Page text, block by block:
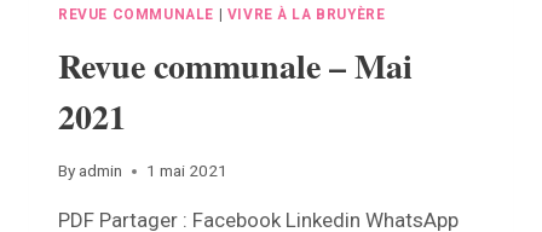
REVUE COMMUNALE VIVRE À LA BRUYÈRE
Revue communale – Mai
2021
By admin 1 mai 2021
PDF Partager : Facebook Linkedin WhatsApp